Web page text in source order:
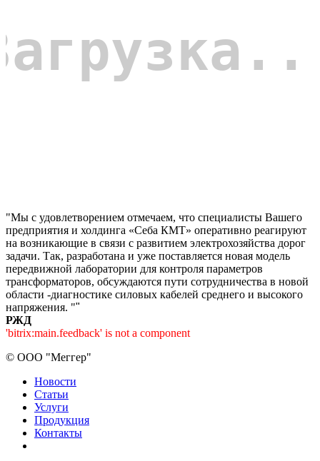
"Мы с удовлетворением отмечаем, что специалисты Вашего
предприятия и холдинга «Себа КМТ» оперативно реагируют
на возникающие в связи с развитием электрохозяйства дорог
задачи. Так, разработана и уже поставляется новая модель
передвижной лаборатории для контроля параметров
трансформаторов, обсуждаются пути сотрудничества в новой
области -диагностике силовых кабелей среднего и высокого
напряжения. ""
РЖД
'bitrix:main.feedback' is not a component
© ООО "Меггер"
Новости
Статьи
Услуги
Продукция
Контакты